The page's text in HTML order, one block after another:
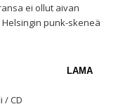
ei ollut aivan
punk-skeneä
LAMA
/ CD